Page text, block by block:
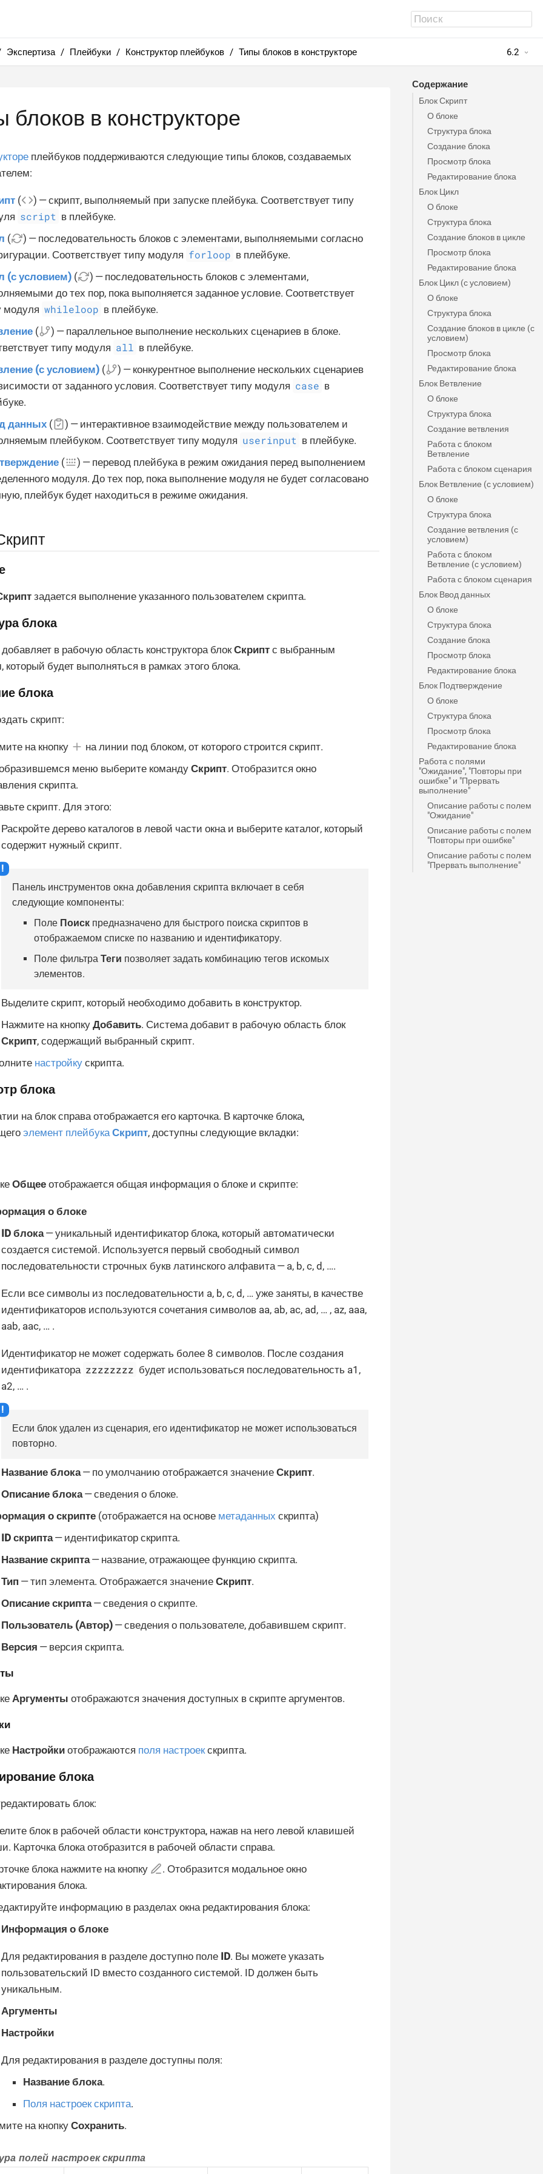
Экспертиза Плейбуки Конструктор плейбуков Типы блоков в конструкторе 6.2
Содержание
Блок Скрипт
О блоке
Структура блока
Создание блока
Просмотр блока
Редактирование блока
Блок Цикл
О блоке
Структура блока
Создание блоков в цикле
Просмотр блока
Редактирование блока
Блок Цикл (с условием)
О блоке
Структура блока
Создание блоков в цикле (с
условием)
Просмотр блока
Редактирование блока
Блок Ветвление
О блоке
Структура блока
Создание ветвления
Работа с блоком
Ветвление
Работа с блоком сценария
Блок Ветвление (с условием)
О блоке
Структура блока
Создание ветвления (с
условием)
Работа с блоком
Ветвление (с условием)
Работа с блоком сценария
Блок Ввод данных
О блоке
Структура блока
Создание блока
Просмотр блока
Редактирование блока
Блок Подтверждение
О блоке
Структура блока
Просмотр блока
Редактирование блока
Работа с полями
"Ожидание", "Повторы при
ошибке" и "Прервать
выполнение"
Описание работы с полем
"Ожидание"
Описание работы с полем
"Повторы при ошибке"
Описание работы с полем
"Прервать выполнение"
блоков в конструкторе
плейбуков поддерживаются следующие типы блоков, создаваемых
(
) — скрипт, выполняемый при запуске плейбука. Соответствует типу
script в плейбуке.
(
) — последовательность блоков с элементами, выполняемыми согласно
Соответствует типу модуля forloop в плейбуке.
(с условием) (
) — последовательность блоков с элементами,
до тех пор, пока выполняется заданное условие. Соответствует
модуля whileloop в плейбуке.
(
) — параллельное выполнение нескольких сценариев в блоке.
типу модуля all в плейбуке.
(с условием) (
) — конкурентное выполнение нескольких сценариев
от заданного условия. Соответствует типу модуля case в
данных (
) — интерактивное взаимодействие между пользователем и
плейбуком. Соответствует типу модуля userinput в плейбуке.
(
) — перевод плейбука в режим ожидания перед выполнением
модуля. До тех пор, пока выполнение модуля не будет согласовано
плейбук будет находиться в режиме ожидания.
задается выполнение указанного пользователем скрипта.
блока
в рабочую область конструктора блокСкрипт с выбранным
который будет выполняться в рамках этого блока.
блока
скрипт:
на кнопку
на линии под блоком, от которого строится скрипт.
меню выберите команду Скрипт. Отобразится окно
скрипта.
скрипт. Для этого:
Раскройте дерево каталогов в левой части окна и выберите каталог, который
содержит нужный скрипт.
Панель инструментов окна добавления скрипта включает в себя
следующие компоненты:
Поле Поиск предназначено для быстрого поиска скриптов в
отображаемом списке по названию и идентификатору.
Поле фильтра Теги позволяет задать комбинацию тегов искомых
элементов.
Выделите скрипт, который необходимо добавить в конструктор.
Нажмите на кнопку Добавить. Система добавит в рабочую область блок
Скрипт, содержащий выбранный скрипт.
настройку скрипта.
блока
на блок справа отображается его карточка. В карточке блока,
элемент плейбукаСкрипт, доступны следующие вкладки:
Общее отображается общая информация о блоке и скрипте:
о блоке
ID блока— уникальный идентификатор блока, который автоматически
создается системой. Используется первый свободный символ
последовательности строчных букв латинского алфавита — a, b, c, d, …​.
Если все символы из последовательности a, b, c, d, …​ уже заняты, в качестве
идентификаторов используются сочетания символов aa, ab, ac, ad, …​ , az, aaa,
aab, aac, …​ .
Идентификатор не может содержать более 8 символов. После создания
идентификатора zzzzzzzz будет использоваться последовательность a1,
a2, …​ .
Если блок удален из сценария, его идентификатор не может использоваться
повторно.
Название блока— по умолчанию отображается значение Скрипт.
Описание блока— сведения о блоке.
о скрипте (отображается на основе метаданных скрипта)
ID скрипта— идентификатор скрипта.
Название скрипта— название, отражающее функцию скрипта.
Тип — тип элемента. Отображается значение Скрипт.
Описание скрипта— сведения о скрипте.
Пользователь (Автор) — сведения о пользователе, добавившем скрипт.
Версия — версия скрипта.
Аргументы отображаются значения доступных в скрипте аргументов.
Настройки отображаются поля настроекскрипта.
блока
блок:
блок в рабочей области конструктора, нажав на него левой клавишей
Карточка блока отобразится в рабочей области справа.
блока нажмите на кнопку
. Отобразится модальное окно
блока.
информацию в разделах окна редактирования блока:
Информация о блоке
Для редактирования в разделе доступно поле ID. Вы можете указать
пользовательский ID вместо созданного системой. ID должен быть
уникальным.
Аргументы
Настройки
Для редактирования в разделе доступны поля:
Название блока.
Поля настроек скрипта.
на кнопку Сохранить.
полей настроек скрипта